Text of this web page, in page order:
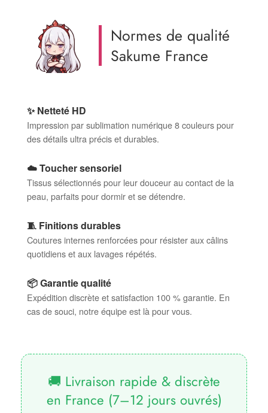
Normes de qualité
Sakume France
✨ Netteté HD
Impression par sublimation numérique 8 couleurs pour
des détails ultra précis et durables.
☁️ Toucher sensoriel
Tissus sélectionnés pour leur douceur au contact de la
peau, parfaits pour dormir et se détendre.
🧵 Finitions durables
Coutures internes renforcées pour résister aux câlins
quotidiens et aux lavages répétés.
📦 Garantie qualité
Expédition discrète et satisfaction 100 % garantie. En
cas de souci, notre équipe est là pour vous.
🚚 Livraison rapide & discrète
en France (7–12 jours ouvrés)